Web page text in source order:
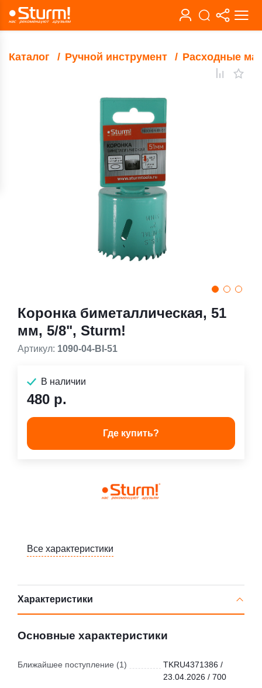
Каталог Ручной инструмент Расходные
Коронка биметаллическая, 51
мм, 5/8", Sturm!
Артикул: 1090-04-BI-51
В наличии
480 р.
Где купить?
Все характеристики
Характеристики
Основные характеристики
Ближайшее поступление (1)
TKRU4371386 /
23.04.2026 / 700